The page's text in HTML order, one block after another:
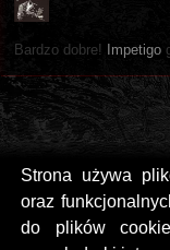
Strona używa
oraz
do plików
Bardzo dobre! Impetigo